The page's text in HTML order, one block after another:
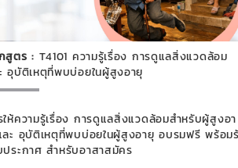
สูตร : T4101 ความรู้เรื่อง การดูแลสิ่งแวดล้อม
อุบัติเหตุที่พบบ่อยในผู้สูงอายุ
ให้ความรู้เรื่อง การดูแลสิ่งแวดล้อมสำหรับผู้สูงอา
อุบัติเหตุที่พบบ่อยในผู้สูงอายุ อบรมฟรี พร้อมรั
ประกาศ สำหรับอาสาสมัคร